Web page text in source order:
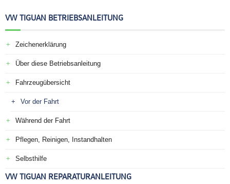
VW TIGUAN BETRIEBSANLEITUNG
Zeichenerklärung
Über diese Betriebsanleitung
Fahrzeugübersicht
Vor der Fahrt
Während der Fahrt
Pflegen, Reinigen, Instandhalten
Selbsthilfe
VW TIGUAN REPARATURANLEITUNG